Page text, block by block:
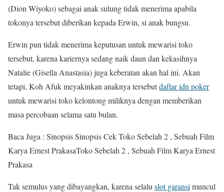
(Dion Wiyoko) sebagai anak sulung tidak menerima apabila
tokonya tersebut diberikan kepada Erwin, si anak bungsu.
Erwin pun tidak menerima keputusan untuk mewarisi toko
tersebut, karena kariernya sedang naik daun dan kekasihnya
Natalie (Gisella Anastasia) juga keberatan akan hal ini. Akan
tetapi, Koh Afuk meyakinkan anaknya tersebutdaftar idn poker
untuk mewarisi toko kelontong miliknya dengan memberikan
masa percobaan selama satu bulan.
Baca Juga : Sinopsis Sinopsis Cek Toko Sebelah 2 , Sebuah Film
Karya Ernest PrakasaToko Sebelah 2 , Sebuah Film Karya Ernest
Prakasa
Tak semulus yang dibayangkan, karena selalu slot garansi muncul